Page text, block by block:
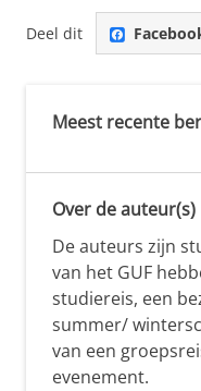
Deel dit
Meest recente
Over de auteur(s)
De auteurs zijn
van het GUF
studiereis, een
summer/
van een
evenement.